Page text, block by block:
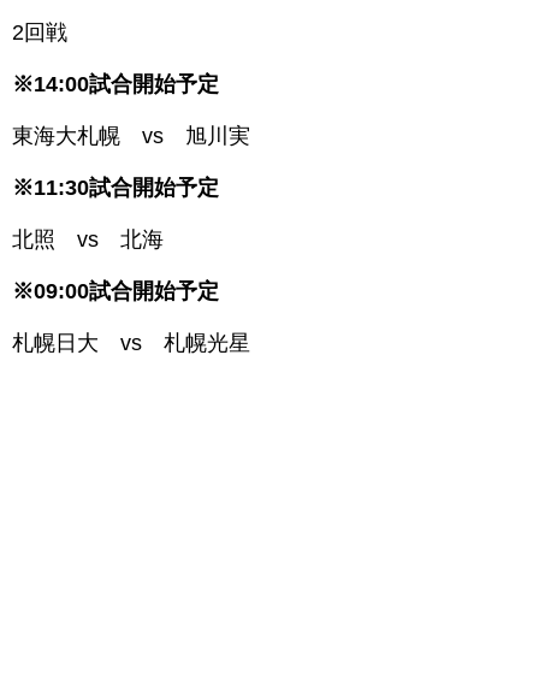
2回戦
※14:00試合開始予定
東海大札幌 vs 旭川実
※11:30試合開始予定
北照 vs 北海
※09:00試合開始予定
札幌日大 vs 札幌光星